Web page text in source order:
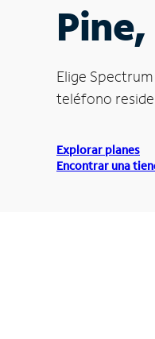
Pine,
Elige
teléfono
Explorar planes
Encontrar una